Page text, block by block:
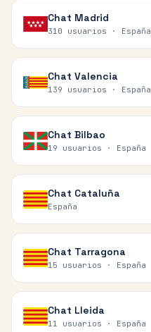
Chat Madrid
310 usuarios · España
Chat Valencia
139 usuarios · España
Chat Bilbao
19 usuarios · España
Chat Cataluña
España
Chat Tarragona
15 usuarios · España
Chat Lleida
11 usuarios · España